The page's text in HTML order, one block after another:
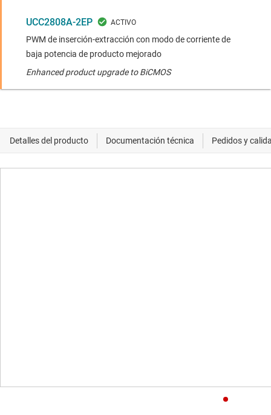
UCC2808A-2EP
PWM de inserción-extracción con modo de corriente de
baja potencia de producto mejorado
Enhanced product upgrade to BiCMOS